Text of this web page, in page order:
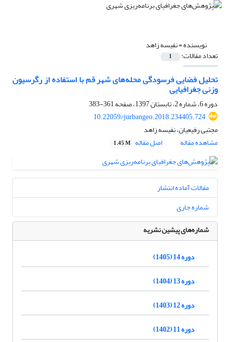
نویسنده =نفیسه زاهد
تعداد مقالات: 1
تحلیل فضایی فرسودگی محله‌های شهر قم با استفاده از رگرسیون
وزنی جغرافیایی
دوره 6، شماره 2، تابستان 1397، صفحه
361-383
10.22059/jurbangeo.2018.234405.724
مجتبی رفیعیان، نفیسه زاهد
مشاهده مقاله
اصل مقاله 1.45 M
مقالات آماده انتشار
شماره جاری
شماره‌های پیشین نشریه
دوره 14 (1405)
دوره 13 (1404)
دوره 12 (1403)
دوره 11 (1402)